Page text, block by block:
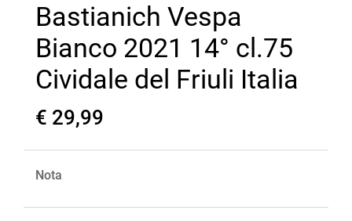
Bastianich Vespa
Bianco 2021 14° cl.75
Cividale del Friuli Italia
€ 29,99
Nota